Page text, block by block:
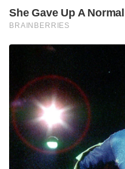
പിന്തുടർന്നവർക്കേ
വ്യവസ്ഥയും
വ്യവസ്ഥക്ക് പകരം,
നിർബന്ധമാക്കി.
Tags: Waqaf